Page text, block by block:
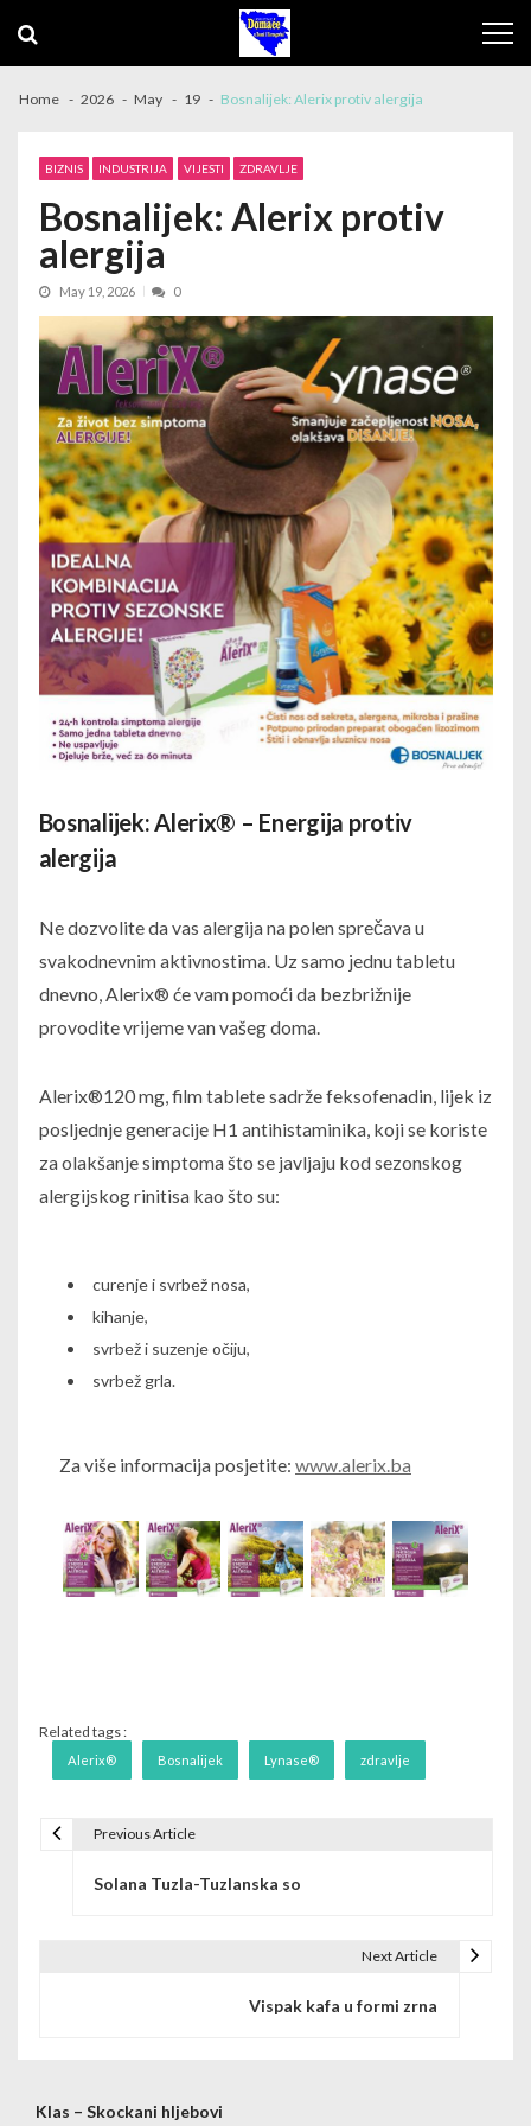
Home 2026 May 19 Bosnalijek: Alerix protiv alergija
BIZNIS INDUSTRIJA VIJESTI ZDRAVLJE
Bosnalijek: Alerix protiv
alergija
May 19, 2026 0
Bosnalijek: Alerix® – Energija protiv
alergija
Ne dozvolite da vas alergija na polen sprečava u
svakodnevnim aktivnostima. Uz samo jednu tabletu
dnevno, Alerix® će vam pomoći da bezbrižnije
provodite vrijeme van vašeg doma.
Alerix®120 mg, film tablete sadrže feksofenadin, lijek iz
posljednje generacije H1 antihistaminika, koji se koriste
za olakšanje simptoma što se javljaju kod sezonskog
alergijskog rinitisa kao što su:
curenje i svrbež nosa,
kihanje,
svrbež i suzenje očiju,
svrbež grla.
Za više informacija posjetite: www.alerix.ba
Related tags :
Alerix® Bosnalijek Lynase® zdravlje
Previous Article
Solana Tuzla-Tuzlanska so
Next Article
Vispak kafa u formi zrna
Klas – Skockani hljebovi